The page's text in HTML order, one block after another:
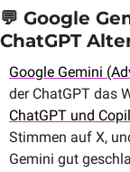
💬 Google
ChatGPT
Google Gemini
der ChatGPT das
ChatGPT und
Stimmen auf X,
Gemini gut